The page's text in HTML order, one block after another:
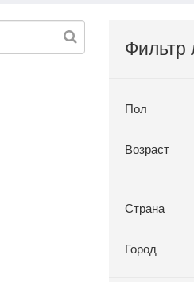
Фильтр
Пол
Возраст
Страна
Город